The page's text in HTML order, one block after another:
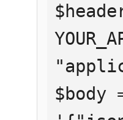
$body